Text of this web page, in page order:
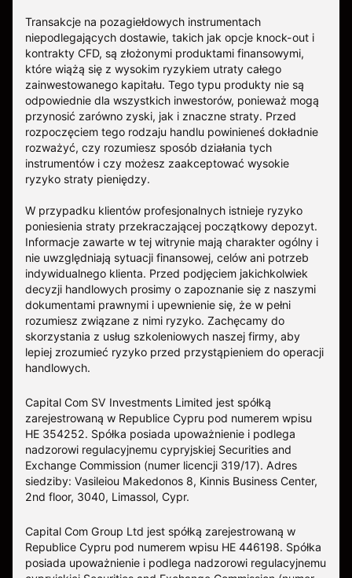
Transakcje na pozagiełdowych instrumentach
niepodlegających dostawie, takich jak opcje knock-out i
kontrakty CFD, są złożonymi produktami finansowymi,
które wiążą się z wysokim ryzykiem utraty całego
zainwestowanego kapitału. Tego typu produkty nie są
odpowiednie dla wszystkich inwestorów, ponieważ mogą
przynosić zarówno zyski, jak i znaczne straty. Przed
rozpoczęciem tego rodzaju handlu powinieneś dokładnie
rozważyć, czy rozumiesz sposób działania tych
instrumentów i czy możesz zaakceptować wysokie
ryzyko straty pieniędzy.
W przypadku klientów profesjonalnych istnieje ryzyko
poniesienia straty przekraczającej początkowy depozyt.
Informacje zawarte w tej witrynie mają charakter ogólny i
nie uwzględniają sytuacji finansowej, celów ani potrzeb
indywidualnego klienta. Przed podjęciem jakichkolwiek
decyzji handlowych prosimy o zapoznanie się z naszymi
dokumentami prawnymi i upewnienie się, że w pełni
rozumiesz związane z nimi ryzyko. Zachęcamy do
skorzystania z usług szkoleniowych naszej firmy, aby
lepiej zrozumieć ryzyko przed przystąpieniem do operacji
handlowych.
Capital Com SV Investments Limited jest spółką
zarejestrowaną w Republice Cypru pod numerem wpisu
HE 354252. Spółka posiada upoważnienie i podlega
nadzorowi regulacyjnemu cypryjskiej Securities and
Exchange Commission (numer licencji 319/17). Adres
siedziby: Vasileiou Makedonos 8, Kinnis Business Center,
2nd floor, 3040, Limassol, Cypr.
Capital Com Group Ltd jest spółką zarejestrowaną w
Republice Cypru pod numerem wpisu ΗΕ 446198. Spółka
posiada upoważnienie i podlega nadzorowi regulacyjnemu